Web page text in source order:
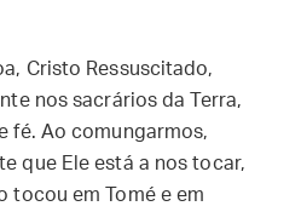
Cristo Ressuscitado,
nos sacrários da Terra,
fé. Ao comungarmos,
que Ele está a nos tocar,
tocou em Tomé e em